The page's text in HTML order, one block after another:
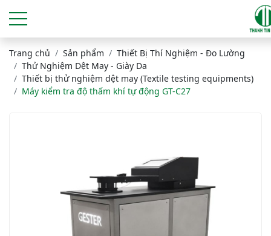
Trang chủ Sản phẩm
Thiết Bị Thí Nghiệm - Đo Lường
Thử Nghiệm Dệt May - Giày Da
Thiết bị thử nghiệm dệt may (Textile testing equipments)
Máy kiểm tra độ thấm khí tự động GT-C27